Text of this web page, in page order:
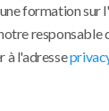
formation
responsable
à l'adresse